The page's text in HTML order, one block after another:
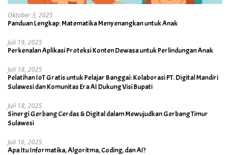
Oktober 3, 2025
Panduan Lengkap: Matematika Menyenangkan untuk Anak
Juli 19, 2025
Perkenalan Aplikasi Proteksi Konten Dewasa untuk Perlindungan Anak
Juli 18, 2025
Pelatihan IoT Gratis untuk Pelajar Banggai: Kolaborasi PT. Digital Mandiri
Sulawesi dan Komunitas Era AI Dukung Visi Bupati
Juli 18, 2025
Sinergi Gerbang Cerdas & Digital dalam Mewujudkan Gerbang Timur
Sulawesi
Juli 16, 2025
Apa Itu Informatika, Algoritma, Coding, dan AI?